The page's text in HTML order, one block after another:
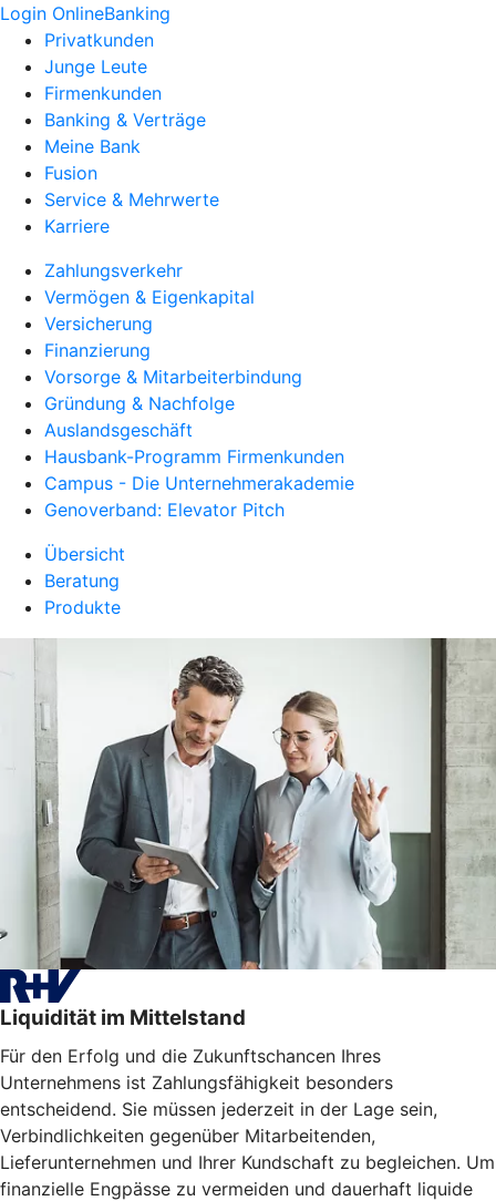
Login OnlineBanking
Privatkunden
Junge Leute
Firmenkunden
Banking & Verträge
Meine Bank
Fusion
Service & Mehrwerte
Karriere
Zahlungsverkehr
Vermögen & Eigenkapital
Versicherung
Finanzierung
Vorsorge & Mitarbeiterbindung
Gründung & Nachfolge
Auslandsgeschäft
Hausbank-Programm Firmenkunden
Campus - Die Unternehmerakademie
Genoverband: Elevator Pitch
Übersicht
Beratung
Produkte
Liquidität im Mittelstand
Für den Erfolg und die Zukunftschancen Ihres
Unternehmens ist Zahlungsfähigkeit besonders
entscheidend. Sie müssen jederzeit in der Lage sein,
Verbindlichkeiten gegenüber Mitarbeitenden,
Lieferunternehmen und Ihrer Kundschaft zu begleichen. Um
finanzielle Engpässe zu vermeiden und dauerhaft liquide